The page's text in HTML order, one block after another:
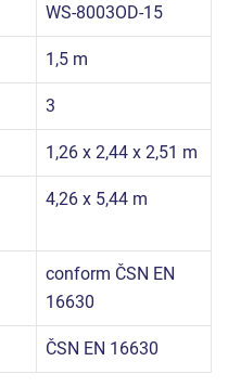
WS-8003OD-15
1,5 m
3
1,26 x 2,44 x 2,51 m
4,26 x 5,44 m
conform ČSN EN
16630
ČSN EN 16630